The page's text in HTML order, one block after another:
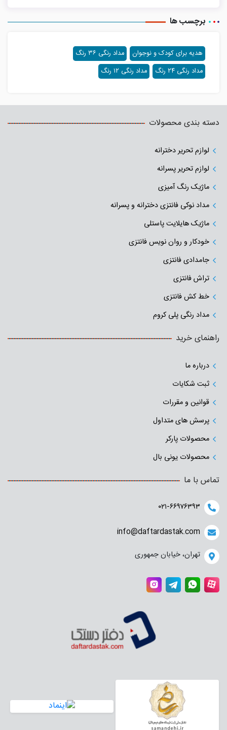
برچسب ها
هدیه برای کودک و نوجوان
مداد رنگی ۳۶ رنگ
مداد رنگی ۲۴ رنگ
مداد رنگی ۱۲ رنگ
دسته بندی محصولات
لوازم تحریر دخترانه
لوازم تحریر پسرانه
ماژیک رنگ آمیزی
مداد نوکی فانتزی دخترانه و پسرانه
ماژیک هایلایت پاستلی
خودکار و روان نویس فانتزی
جامدادی‌ فانتزی
تراش فانتزی
خط کش فانتزی
مداد رنگی پلی کروم
راهنمای خرید
درباره ما
ثبت شکایات
قوانین و مقررات
پرسش های متداول
محصولات پارکر
محصولات یونی بال
تماس با ما
۰۲۱-۶۶۹۷۶۳۹۳
info@daftardastak.com
تهران، خیابان جمهوری